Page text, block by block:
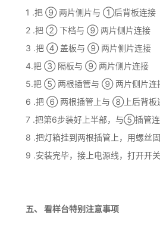
1 .把 ⑨ 两片侧片与 ①后背板连接
2 .把 ② 下档与 ⑨ 两片侧片连接
3 .把 ④ 盖板与 ⑨ 两片侧片连接
4.把 ③ 隔板与 ⑨ 两片侧片连接
5.把 ⑤ 两根插管与 ⑨ 两片侧片连
6 .把 ⑥ 两根插管上与 ⑧上后背板
7 .把第6步装好上半部，与⑤插管
8 .把灯箱挂到两根插管上，用螺丝
9 .安装完毕，接上电源线，打开开
五、 看样台特别注意事项